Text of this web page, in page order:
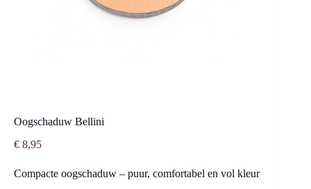
Oogschaduw Bellini
€ 8,95
Compacte oogschaduw – puur, comfortabel en vol kleur